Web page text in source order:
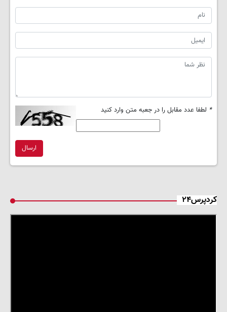
* لطفا عدد مقابل را در جعبه متن وارد کنید
ارسال
کردپرس۲۴